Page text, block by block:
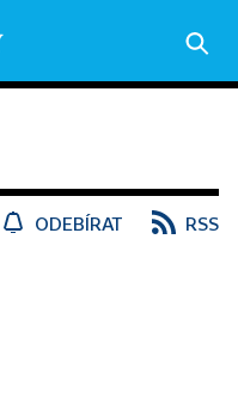
ODEBÍRAT RSS